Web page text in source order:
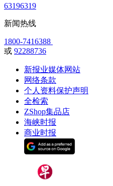
63196319
新闻热线
1800-7416388
或 92288736
新报业媒体网站
网络条款
个人资料保护声明
全检索
ZShop集品店
海峡时报
商业时报